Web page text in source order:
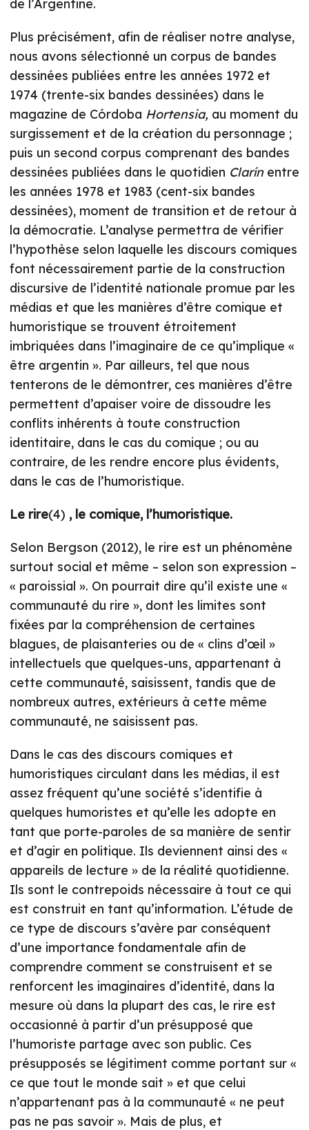
de l’Argentine.
Plus précisément, afin de réaliser notre analyse,
nous avons sélectionné un corpus de bandes
dessinées publiées entre les années 1972 et
1974 (trente-six bandes dessinées) dans le
magazine de Córdoba Hortensia, au moment du
surgissement et de la création du personnage ;
puis un second corpus comprenant des bandes
dessinées publiées dans le quotidien Clarínentre
les années 1978 et 1983 (cent-six bandes
dessinées), moment de transition et de retour à
la démocratie. L’analyse permettra de vérifier
l’hypothèse selon laquelle les discours comiques
font nécessairement partie de la construction
discursive de l’identité nationale promue par les
médias et que les manières d’être comique et
humoristique se trouvent étroitement
imbriquées dans l’imaginaire de ce qu’implique «
être argentin ». Par ailleurs, tel que nous
tenterons de le démontrer, ces manières d’être
permettent d’apaiser voire de dissoudre les
conflits inhérents à toute construction
identitaire, dans le cas du comique ; ou au
contraire, de les rendre encore plus évidents,
dans le cas de l’humoristique.
Le rire(4) , le comique, l’humoristique.
Selon Bergson (2012), le rire est un phénomène
surtout social et même – selon son expression –
« paroissial ». On pourrait dire qu’il existe une «
communauté du rire », dont les limites sont
fixées par la compréhension de certaines
blagues, de plaisanteries ou de « clins d’œil »
intellectuels que quelques-uns, appartenant à
cette communauté, saisissent, tandis que de
nombreux autres, extérieurs à cette même
communauté, ne saisissent pas.
Dans le cas des discours comiques et
humoristiques circulant dans les médias, il est
assez fréquent qu’une société s’identifie à
quelques humoristes et qu’elle les adopte en
tant que porte-paroles de sa manière de sentir
et d’agir en politique. Ils deviennent ainsi des «
appareils de lecture » de la réalité quotidienne.
Ils sont le contrepoids nécessaire à tout ce qui
est construit en tant qu’information. L’étude de
ce type de discours s’avère par conséquent
d’une importance fondamentale afin de
comprendre comment se construisent et se
renforcent les imaginaires d’identité, dans la
mesure où dans la plupart des cas, le rire est
occasionné à partir d’un présupposé que
l’humoriste partage avec son public. Ces
présupposés se légitiment comme portant sur «
ce que tout le monde sait » et que celui
n’appartenant pas à la communauté « ne peut
pas ne pas savoir ». Mais de plus, et